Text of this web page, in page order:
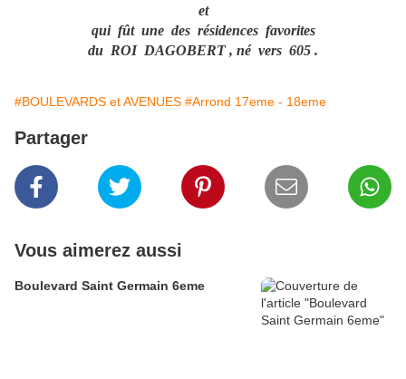
et
qui fût une des résidences favorites
du ROI DAGOBERT , né vers 605 .
#BOULEVARDS et AVENUES #Arrond 17eme - 18eme
Partager
Vous aimerez aussi
Boulevard Saint Germain 6eme